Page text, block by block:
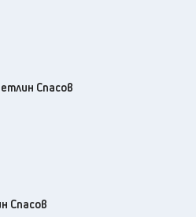
Спасов
Спасов